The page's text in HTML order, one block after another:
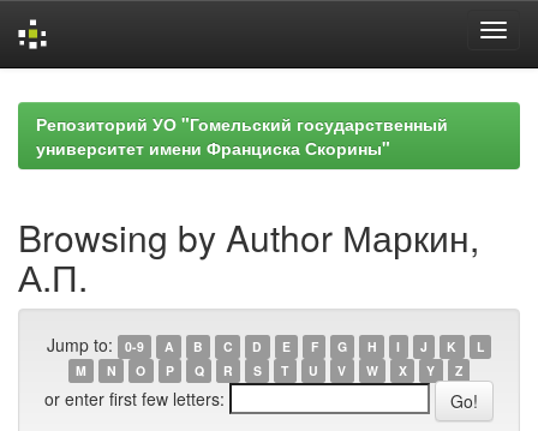
navigationРепозиторий УО "Гомельский государственный
университет имени Франциска Скорины"
Browsing by Author Маркин,
А.П.
Jump to: 0-9 A B C D E F G H I J K
L
M
N O P Q R S T U V W X Y Z
or enter first few letters: